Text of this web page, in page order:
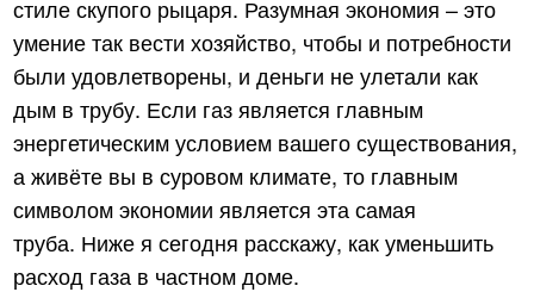
стиле скупого рыцаря. Разумная экономия – это
умение так вести хозяйство, чтобы и потребности
были удовлетворены, и деньги не улетали как
дым в трубу. Если газ является главным
энергетическим условием вашего существования,
а живёте вы в суровом климате, то главным
символом экономии является эта самая
труба. Ниже я сегодня расскажу, как уменьшить
расход газа в частном доме.